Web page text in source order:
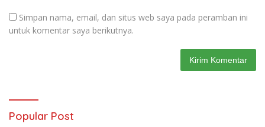
Simpan nama, email, dan situs web saya pada peramban ini
untuk komentar saya berikutnya.
Popular Post